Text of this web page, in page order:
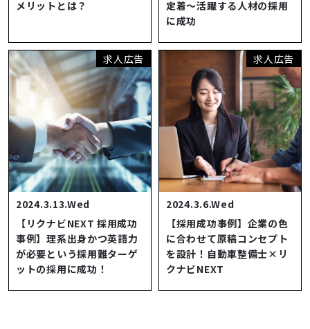
メリットとは？
定着～活躍する人材の採用
に成功
求人広告
2024.3.13.Wed
【リクナビNEXT 採用成功
事例】理系出身かつ英語力
が必要という採用難ターゲ
ットの採用に成功！
求人広告
2024.3.6.Wed
【採用成功事例】企業の色
に合わせて原稿コンセプト
を設計！自動車整備士×リ
クナビNEXT